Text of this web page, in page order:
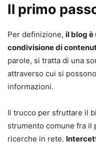
Il primo
Per definizione, il blog è
condivisione di
parole, si tratta di una
attraverso cui si
informazioni.
Il trucco per sfruttare il
strumento comune fra il
ricerche in rete.